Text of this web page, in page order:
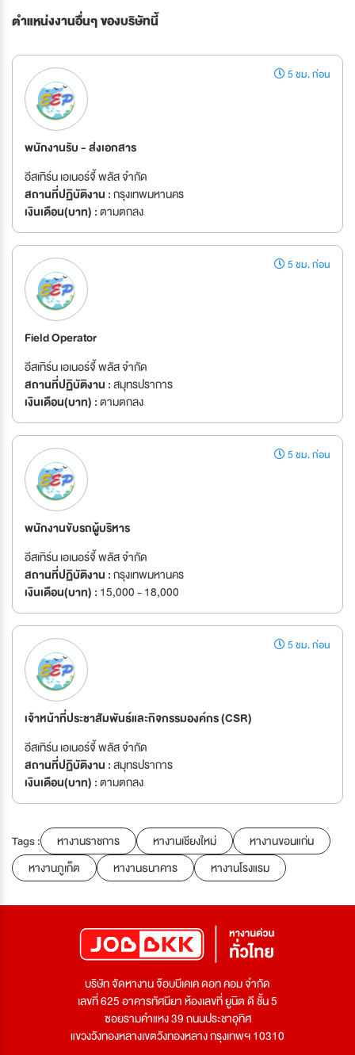
ตำแหน่งงานอื่นๆ ของบริษัทนี้
5 ชม. ก่อน
พนักงานรับ - ส่งเอกสาร
อีสเทิร์น เอเนอร์จี้ พลัส จำกัด
สถานที่ปฏิบัติงาน :กรุงเทพมหานคร
เงินเดือน(บาท) :ตามตกลง
5 ชม. ก่อน
Field Operator
อีสเทิร์น เอเนอร์จี้ พลัส จำกัด
สถานที่ปฏิบัติงาน :สมุทรปราการ
เงินเดือน(บาท) :ตามตกลง
5 ชม. ก่อน
พนักงานขับรถผู้บริหาร
อีสเทิร์น เอเนอร์จี้ พลัส จำกัด
สถานที่ปฏิบัติงาน :กรุงเทพมหานคร
เงินเดือน(บาท) : 15,000 - 18,000
5 ชม. ก่อน
เจ้าหน้าที่ประชาสัมพันธ์และกิจกรรมองค์กร (CSR)
อีสเทิร์น เอเนอร์จี้ พลัส จำกัด
สถานที่ปฏิบัติงาน :สมุทรปราการ
เงินเดือน(บาท) :ตามตกลง
Tags : หางานราชการ หางานเชียงใหม่
หางานขอนแก่น
หางานภูเก็ต
หางานธนาคาร หางานโรงแรม
บริษัท จัดหางาน จ๊อบบีเคเค ดอท คอม จำกัด
เลขที่ 625 อาคารทัศนียา ห้องเลขที่ ยูนิต ดี ชั้น 5
ซอยรามคำแหง 39 ถนนประชาอุทิศ
แขวงวังทองหลางเขตวังทองหลาง กรุงเทพฯ 10310